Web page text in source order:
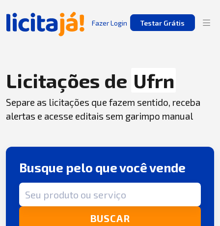
Fazer Login Testar Grátis
Licitações de Ufrn
Separe as licitações que fazem sentido, receba
alertas e acesse editais sem garimpo manual
Busque pelo que você vende
Termo de busca
BUSCAR